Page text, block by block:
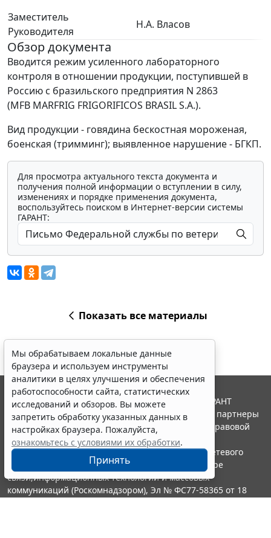
Заместитель
Руководителя
Н.А. Власов
Обзор документа
Вводится режим усиленного лабораторного
контроля в отношении продукции, поступившей в
Россию с бразильского предприятия N 2863
(MFB MARFRIG FRIGORIFICOS BRASIL S.А.).
Вид продукции - говядина бескостная мороженая,
боенская (тримминг); выявленное нарушение - БГКП.
Для просмотра актуального текста документа и
получения полной информации о вступлении в силу,
изменениях и порядке применения документа,
воспользуйтесь поиском в Интернет-версии системы
ГАРАНТ:
Показать все материалы
Мы обрабатываем локальные данные
браузера и используем инструменты
аналитики в целях улучшения и обеспечения
работоспособности сайта, статистических
исследований и обзоров. Вы можете
запретить обработку указанных данных в
настройках браузера. Пожалуйста,
ознакомьтесь с условиями их обработки.
Принять
© ООО "НПП "ГАРАНТ-СЕРВИС", 2026. Система ГАРАНТ
выпускается с 1990 года. Компания "Гарант" и ее партнеры
являются участниками Российской ассоциации правовой
информации ГАРАНТ.
Портал ГАРАНТ.РУ зарегистрирован в качестве сетевого
издания Федеральной службой по надзору в сфере
связи,информационных технологий и массовых
коммуникаций (Роскомнадзором), Эл № ФС77-58365 от 18